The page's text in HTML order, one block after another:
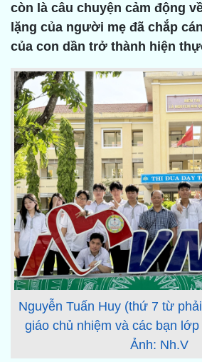
còn là câu chuyện cảm động
lặng của người mẹ đã chắp
của con dần trở thành hiện
Nguyễn Tuấn Huy (thứ 7 từ
giáo chủ nhiệm và các bạn
Ảnh: Nh.V